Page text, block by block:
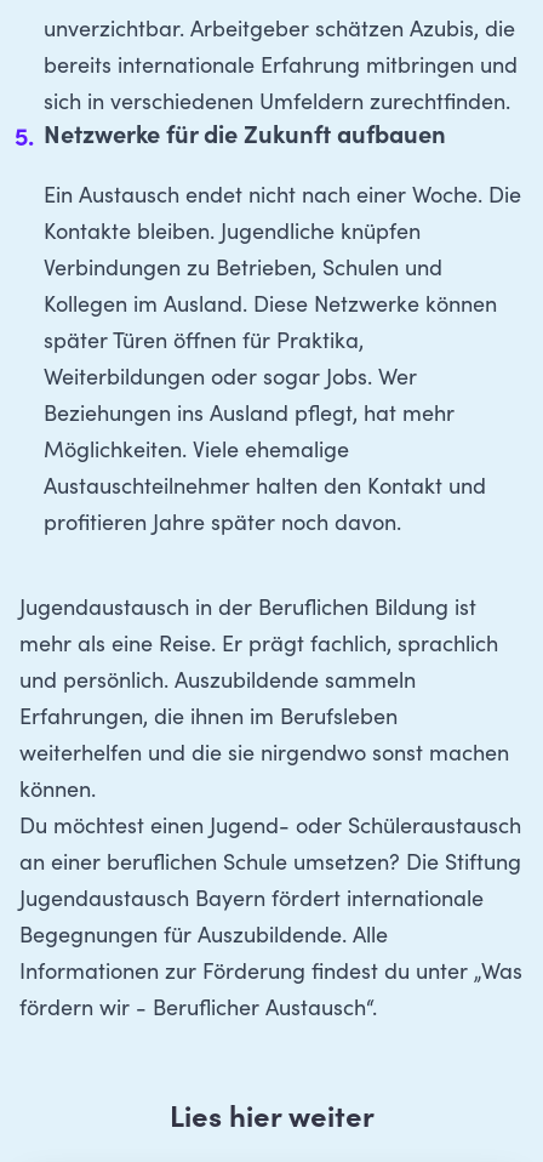
unverzichtbar. Arbeitgeber schätzen Azubis, die
bereits internationale Erfahrung mitbringen und
sich in verschiedenen Umfeldern zurechtfinden.
Netzwerke für die Zukunft aufbauen
Ein Austausch endet nicht nach einer Woche. Die
Kontakte bleiben. Jugendliche knüpfen
Verbindungen zu Betrieben, Schulen und
Kollegen im Ausland. Diese Netzwerke können
später Türen öffnen für Praktika,
Weiterbildungen oder sogar Jobs. Wer
Beziehungen ins Ausland pflegt, hat mehr
Möglichkeiten. Viele ehemalige
Austauschteilnehmer halten den Kontakt und
profitieren Jahre später noch davon.
Jugendaustausch in der Beruflichen Bildung ist
mehr als eine Reise. Er prägt fachlich, sprachlich
und persönlich. Auszubildende sammeln
Erfahrungen, die ihnen im Berufsleben
weiterhelfen und die sie nirgendwo sonst machen
können.
Du möchtest einen Jugend- oder Schüleraustausch
an einer beruflichen Schule umsetzen? Die Stiftung
Jugendaustausch Bayern fördert internationale
Begegnungen für Auszubildende. Alle
Informationen zur Förderung findest du unter „Was
fördern wir - Beruflicher Austausch“.
Lies hier weiter